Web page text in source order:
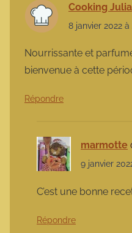
Cooking Julia
8 janvier 2022
Nourrissante et
bienvenue à cette
Répondre
marmotte
9 janvier
C’est une bonne
Répondre